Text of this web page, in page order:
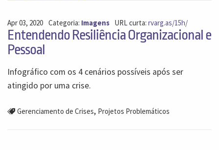
Apr 03, 2020 Categoria: Imagens URL curta:rvarg.as/15h/
Entendendo Resiliência Organizacional e
Pessoal
Infográfico com os 4 cenários possíveis após ser
atingido por uma crise.
Gerenciamento de Crises, Projetos Problemáticos